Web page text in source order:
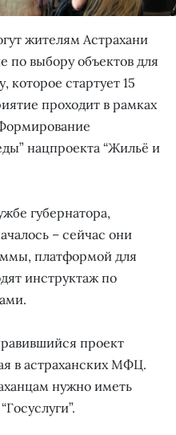
жителям Астрахани
по выбору объектов для
которое стартует 15
проходит в рамках
нацпроекта “Жильё и
губернатора,
– сейчас они
платформой для
инструктаж по
проект
в астраханских МФЦ.
нужно иметь